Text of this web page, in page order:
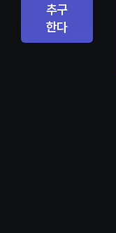
추구
한다